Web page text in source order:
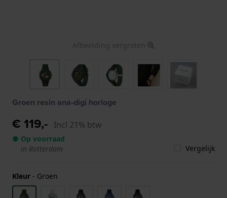
Afbeelding vergroten
Groen resin ana-digi horloge
€ 119,- Incl 21% btw
● Op voorraad
in Rotterdam
Vergelijk
Kleur - Groen